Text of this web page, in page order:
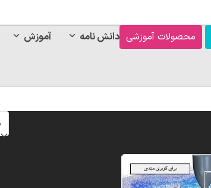
آموزش دانش نامه محصولات آموزشی